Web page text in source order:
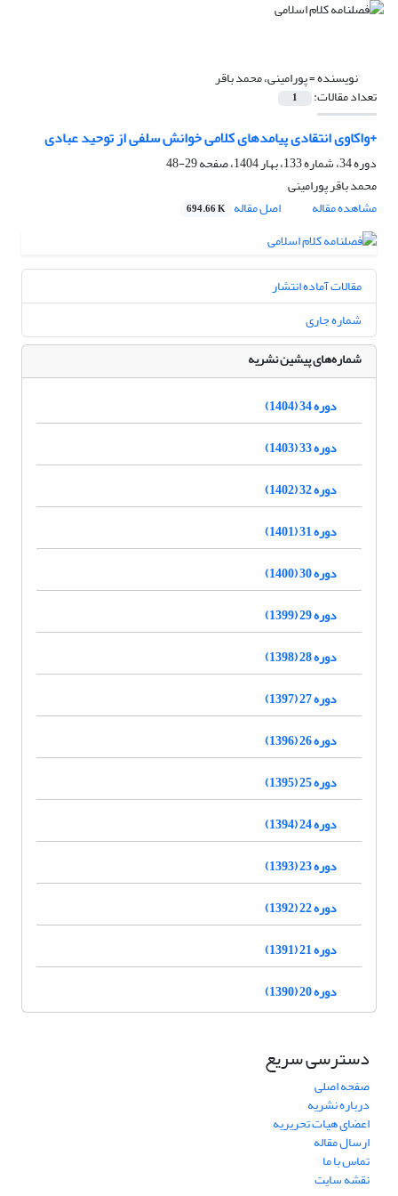
نویسنده =پورامینی، محمد باقر
تعداد مقالات: 1
+واکاوی انتقادی پیامدهای کلامی خوانش سلفی از توحید عبادی
دوره 34، شماره 133، بهار 1404، صفحه
29-48
محمد باقر پورامینی
مشاهده مقاله
اصل مقاله 694.66 K
مقالات آماده انتشار
شماره جاری
شماره‌های پیشین نشریه
دوره 34 (1404)
دوره 33 (1403)
دوره 32 (1402)
دوره 31 (1401)
دوره 30 (1400)
دوره 29 (1399)
دوره 28 (1398)
دوره 27 (1397)
دوره 26 (1396)
دوره 25 (1395)
دوره 24 (1394)
دوره 23 (1393)
دوره 22 (1392)
دوره 21 (1391)
دوره 20 (1390)
دسترسی سریع
صفحه اصلی
درباره نشریه
اعضای هیات تحریریه
ارسال مقاله
تماس با ما
نقشه سایت